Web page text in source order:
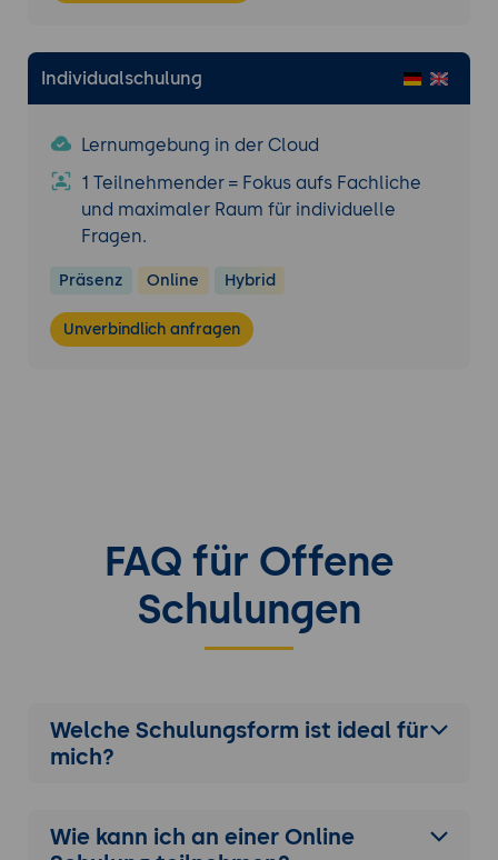
Individualschulung
Lernumgebung in der Cloud
1 Teilnehmender = Fokus aufs Fachliche
und maximaler Raum für individuelle
Fragen.
Präsenz Online Hybrid
Unverbindlich anfragen
FAQ für Offene
Schulungen
Welche Schulungsform ist ideal für
mich?
Wie kann ich an einer Online